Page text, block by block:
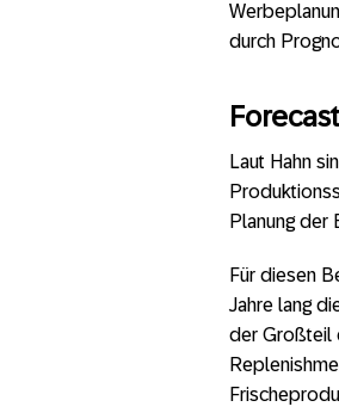
durch
Laut Hahn
Planung der
Für diesen
Jahre lang
der Großteil